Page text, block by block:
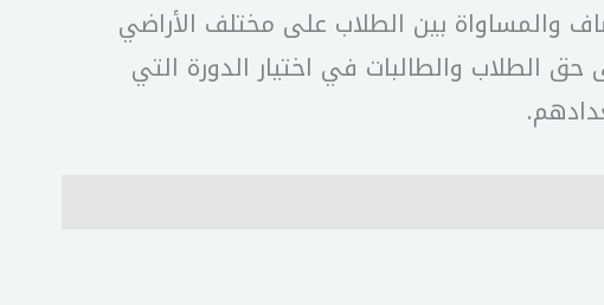
والمساواة بين الطلاب على مختلف الأراضي
الطلاب والطالبات في اختيار الدورة التي